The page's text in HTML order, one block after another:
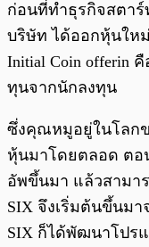
ก่อนที่ทำธุรกิจสตา
บริษัท ได้ออกหุ้นให
Initial Coin offerin
ทุนจากนักลงทุน
ซึ่งคุณหมูอยู่ในโลก
หุ้นมาโดยตลอด ต
อัพขึ้นมา แล้วสามา
SIX จึงเริ่มต้นขึ้นม
SIX ก็ได้พัฒนาโปรแ